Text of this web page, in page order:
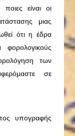
είναι οι
μιας
ότι η έδρα
των
σε
υπογραφής